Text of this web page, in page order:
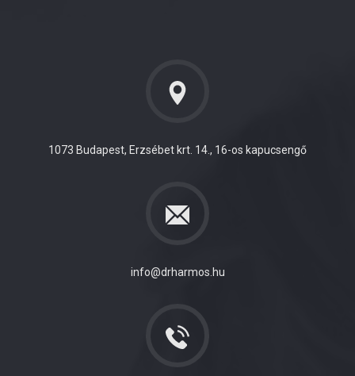
1073 Budapest, Erzsébet krt. 14., 16-os kapucsengő
info@drharmos.hu